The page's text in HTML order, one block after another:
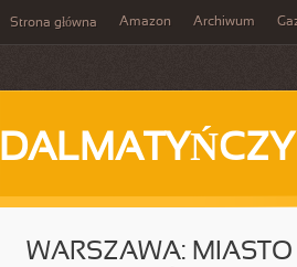
Strona główna Amazon Archiwum
WARSZAWA: MIASTO